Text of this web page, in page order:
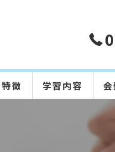
徴 学習内容 会